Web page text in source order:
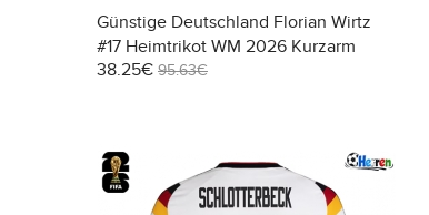
Günstige Deutschland Florian Wirtz
#17 Heimtrikot WM 2026 Kurzarm
38.25€ 95.63€